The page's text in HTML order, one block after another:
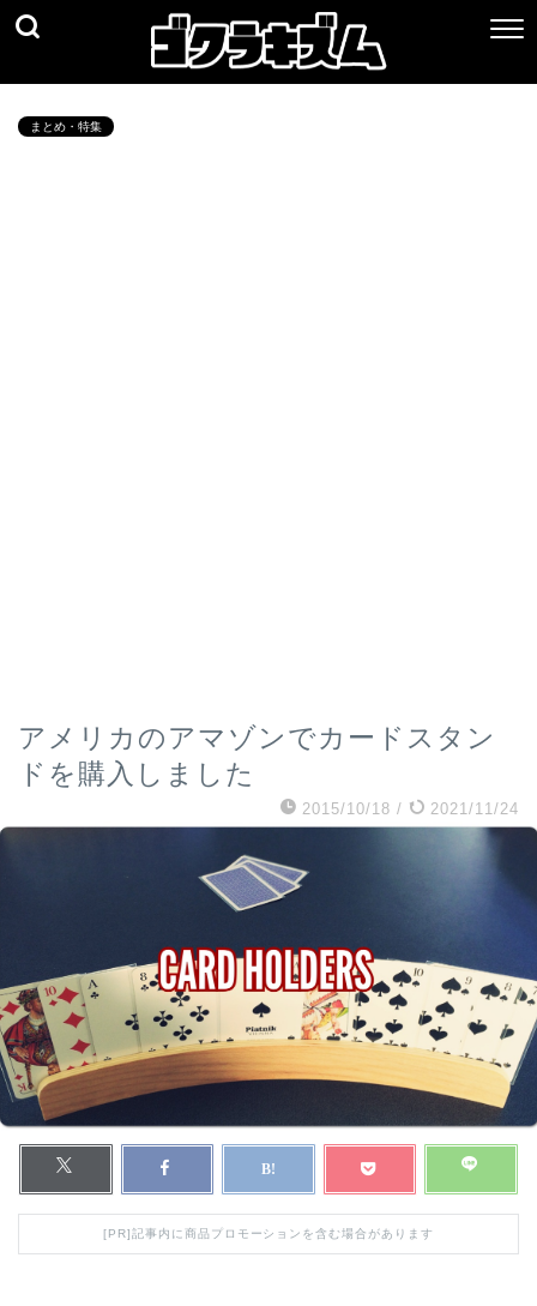
まとめ・特集
アメリカのアマゾンでカードスタン
ドを購入しました
2015/10/18 / 2021/11/24
[PR]記事内に商品プロモーションを含む場合があります